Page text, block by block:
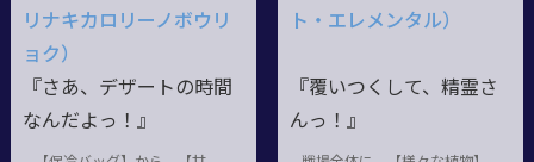
リナキカロリーノボウリ
ョク）
『さあ、デザートの時間
なんだよっ！』
ト・エレメンタル）
『覆いつくして、精霊さ
んっ！』